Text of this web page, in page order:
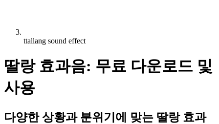
ttallang sound effect
딸랑 효과음: 무료 다운로드 및
사용
다양한 상황과 분위기에 맞는 딸랑 효과